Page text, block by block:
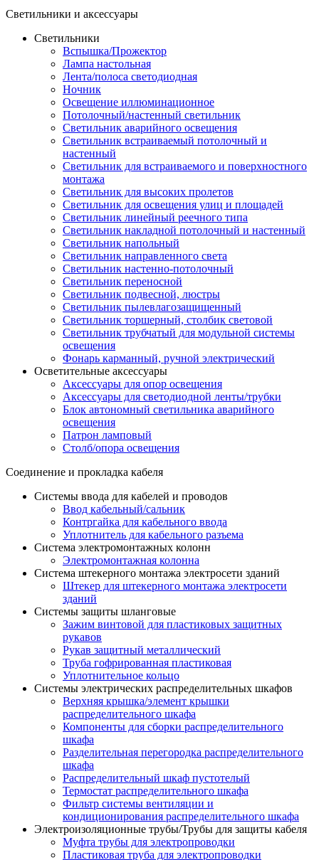
Светильники и аксессуары
Светильники
Вспышка/Прожектор
Лампа настольная
Лента/полоса светодиодная
Ночник
Освещение иллюминационное
Потолочный/настенный светильник
Светильник аварийного освещения
Светильник встраиваемый потолочный и
настенный
Светильник для встраиваемого и поверхностного
монтажа
Светильник для высоких пролетов
Светильник для освещения улиц и площадей
Светильник линейный реечного типа
Светильник накладной потолочный и настенный
Светильник напольный
Светильник направленного света
Светильник настенно-потолочный
Светильник переносной
Светильник подвесной, люстры
Светильник пылевлагозащищенный
Светильник торшерный, столбик световой
Светильник трубчатый для модульной системы
освещения
Фонарь карманный, ручной электрический
Осветительные аксессуары
Аксессуары для опор освещения
Аксессуары для светодиодной ленты/трубки
Блок автономный светильника аварийного
освещения
Патрон ламповый
Столб/опора освещения
Соединение и прокладка кабеля
Системы ввода для кабелей и проводов
Ввод кабельный/сальник
Контргайка для кабельного ввода
Уплотнитель для кабельного разъема
Система электромонтажных колонн
Электромонтажная колонна
Система штекерного монтажа электросети зданий
Штекер для штекерного монтажа электросети
зданий
Системы защиты шланговые
Зажим винтовой для пластиковых защитных
рукавов
Рукав защитный металлический
Труба гофрированная пластиковая
Уплотнительное кольцо
Системы электрических распределительных шкафов
Верхняя крышка/элемент крышки
распределительного шкафа
Компоненты для сборки распределительного
шкафа
Разделительная перегородка распределительного
шкафа
Распределительный шкаф пустотелый
Термостат распределительного шкафа
Фильтр системы вентиляции и
кондиционирования распределительного шкафа
Электроизоляционные трубы/Трубы для защиты кабеля
Муфта трубы для электропроводки
Пластиковая труба для электропроводки